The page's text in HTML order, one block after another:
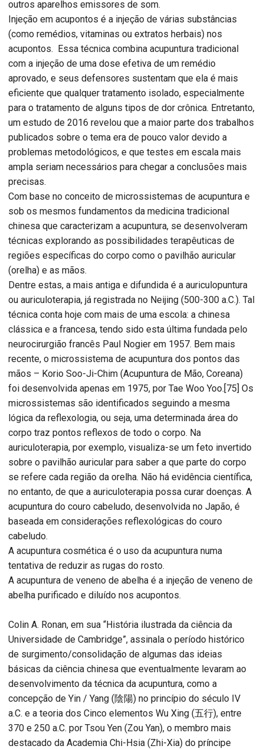
outros aparelhos emissores de som.
Injeção em acupontos é a injeção de várias substâncias
(como remédios, vitaminas ou extratos herbais) nos
acupontos. Essa técnica combina acupuntura tradicional
com a injeção de uma dose efetiva de um remédio
aprovado, e seus defensores sustentam que ela é mais
eficiente que qualquer tratamento isolado, especialmente
para o tratamento de alguns tipos de dor crônica. Entretanto,
um estudo de 2016 revelou que a maior parte dos trabalhos
publicados sobre o tema era de pouco valor devido a
problemas metodológicos, e que testes em escala mais
ampla seriam necessários para chegar a conclusões mais
precisas.
Com base no conceito de microssistemas de acupuntura e
sob os mesmos fundamentos da medicina tradicional
chinesa que caracterizam a acupuntura, se desenvolveram
técnicas explorando as possibilidades terapêuticas de
regiões específicas do corpo como o pavilhão auricular
(orelha) e as mãos.
Dentre estas, a mais antiga e difundida é a auriculopuntura
ou auriculoterapia, já registrada no Neijing (500-300 a.C.). Tal
técnica conta hoje com mais de uma escola: a chinesa
clássica e a francesa, tendo sido esta última fundada pelo
neurocirurgião francês Paul Nogier em 1957. Bem mais
recente, o microssistema de acupuntura dos pontos das
mãos – Korio Soo-Ji-Chim (Acupuntura de Mão, Coreana)
foi desenvolvida apenas em 1975, por Tae Woo Yoo.[75] Os
microssistemas são identificados seguindo a mesma
lógica da reflexologia, ou seja, uma determinada área do
corpo traz pontos reflexos de todo o corpo. Na
auriculoterapia, por exemplo, visualiza-se um feto invertido
sobre o pavilhão auricular para saber a que parte do corpo
se refere cada região da orelha. Não há evidência científica,
no entanto, de que a auriculoterapia possa curar doenças. A
acupuntura do couro cabeludo, desenvolvida no Japão, é
baseada em considerações reflexológicas do couro
cabeludo.
A acupuntura cosmética é o uso da acupuntura numa
tentativa de reduzir as rugas do rosto.
A acupuntura de veneno de abelha é a injeção de veneno de
abelha purificado e diluído nos acupontos.
Colin A. Ronan, em sua “História ilustrada da ciência da
Universidade de Cambridge”, assinala o período histórico
de surgimento/consolidação de algumas das ideias
básicas da ciência chinesa que eventualmente levaram ao
desenvolvimento da técnica da acupuntura, como a
concepção de Yin / Yang (陰陽) no princípio do século IV
a.C. e a teoria dos Cinco elementos Wu Xing (五行), entre
370 e 250 a.C. por Tsou Yen (Zou Yan), o membro mais
destacado da Academia Chi-Hsia (Zhi-Xia) do príncipe